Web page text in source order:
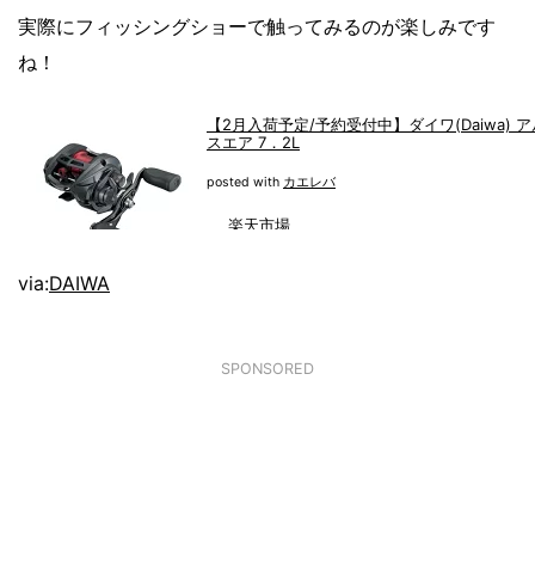
実際にフィッシングショーで触ってみるのが楽しみです
ね！
【2月入荷予定/予約受付中】ダイワ(Daiwa)
スエア 7．2L
posted with カエレバ
楽天市場
via:DAIWA
SPONSORED